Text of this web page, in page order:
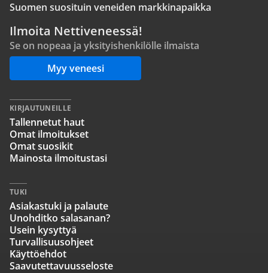
Suomen suosituin veneiden markkinapaikka
Ilmoita Nettiveneessä!
Se on nopeaa ja yksityishenkilölle ilmaista
Myy veneesi
KIRJAUTUNEILLE
Tallennetut haut
Omat ilmoitukset
Omat suosikit
Mainosta ilmoitustasi
TUKI
Asiakastuki ja palaute
Unohditko salasanan?
Usein kysyttyä
Turvallisuusohjeet
Käyttöehdot
Saavutettavuusseloste